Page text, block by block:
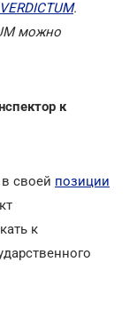
.
можно
к
в своей позиции
к